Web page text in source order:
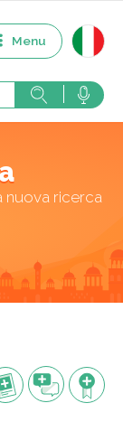
Menu
nuova ricerca